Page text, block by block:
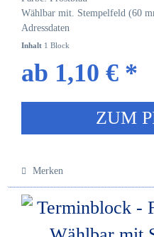
Wählbar mit. Stempelfeld (60
Adressdaten
Inhalt 1 Block
ab 1,10 € *
ZUM
Merken